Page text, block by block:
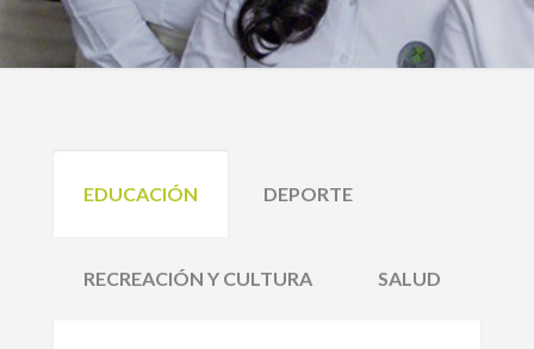
EDUCACIÓN DEPORTE
RECREACIÓN Y CULTURA SALUD